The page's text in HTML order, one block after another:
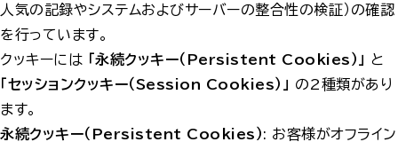
人気の記録やシステムおよびサーバーの整合性の検証）の確認
を行っています。
クッキーには
「永続クッキー（Persistent Cookies）」 と
「セッションクッキー（Session Cookies）」 の2種類があり
ます。
永続クッキー（Persistent Cookies）: お客様がオフライン